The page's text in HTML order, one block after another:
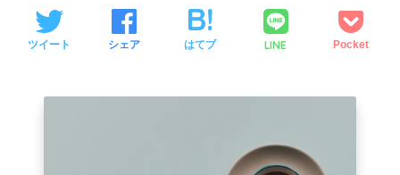
ツイート シェア はてブ LINE Pocket